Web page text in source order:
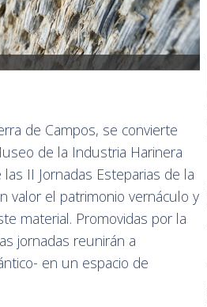
de Campos, se convierte
de la Industria Harinera
las II Jornadas Esteparias de la
valor el patrimonio vernáculo y
material. Promovidas por la
jornadas reunirán a
en un espacio de